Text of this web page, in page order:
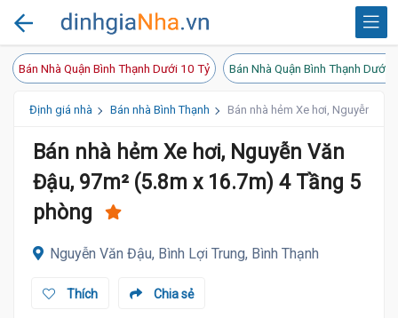
Bán Nhà Quận Bình Thạnh Dưới 10 Tỷ Bán Nhà Quận Bình Thạnh Dưới
Định giá nhà Bán nhà Bình Thạnh Bán nhà hẻm Xe hơi, Nguyễn
Bán nhà hẻm Xe hơi, Nguyễn Văn
Đậu, 97m² (5.8m x 16.7m) 4 Tầng 5
phòng
Nguyễn Văn Đậu, Bình Lợi Trung, Bình Thạnh
Chia sẻ
Thích